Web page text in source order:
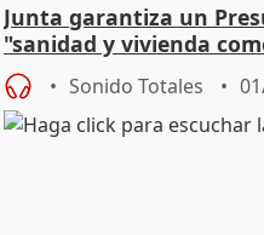
Junta garantiza un
"sanidad y vivienda
Sonido Totales